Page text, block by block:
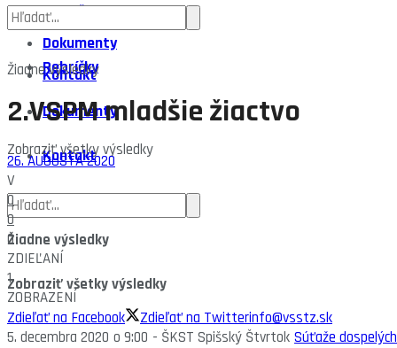
Rebríčky
Dokumenty
Kontakt
Súťaže
Rebríčky
Dokumenty
Kontakt
Žiadne výsledky
Zobraziť všetky výsledky
Žiadne výsledky
Zobraziť všetky výsledky
2.VSPM mladšie žiactvo
26. AUGUSTA 2020
V
0
0
0
ZDIEĽANÍ
1
ZOBRAZENÍ
Zdieľať na Facebook
Zdieľať na Twitterinfo@vsstz.sk
5. decembra 2020 o 9:00 - ŠKST Spišský Štvrtok Súťaže dospelých